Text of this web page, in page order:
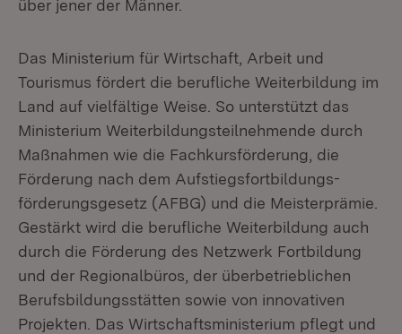
über jener der Männer.
Das Ministerium für Wirtschaft, Arbeit und
Tourismus fördert die berufliche Weiterbildung im
Land auf vielfältige Weise. So unterstützt das
Ministerium Weiterbildungsteilnehmende durch
Maßnahmen wie die Fachkursförderung, die
Förderung nach dem Aufstiegsfortbildungs-
förderungsgesetz (AFBG) und die Meisterprämie.
Gestärkt wird die berufliche Weiterbildung auch
durch die Förderung des Netzwerk Fortbildung
und der Regionalbüros, der überbetrieblichen
Berufsbildungsstätten sowie von innovativen
Projekten. Das Wirtschaftsministerium pflegt und